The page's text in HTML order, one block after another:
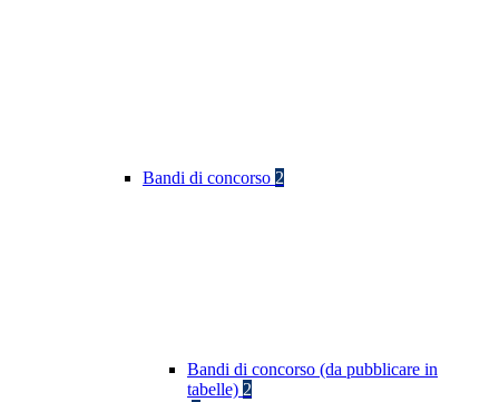
Bandi di concorso 2
Bandi di concorso (da pubblicare in
tabelle) 2